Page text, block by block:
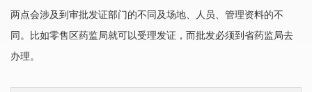
两点会涉及到审批发证部门的不同及场地、人员、管理资料的不
同。比如零售区药监局就可以受理发证，而批发必须到省药监局去
办理。